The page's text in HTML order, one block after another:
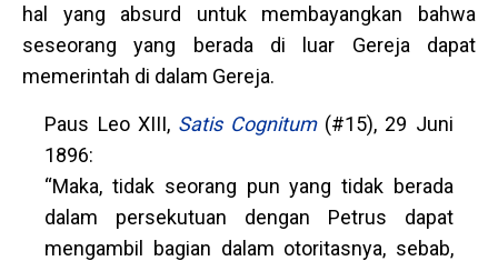
hal yang absurd untuk membayangkan bahwa
seseorang yang berada di luar Gereja dapat
memerintah di dalam Gereja.
Paus Leo XIII, Satis Cognitum(#15), 29 Juni
1896:
“Maka, tidak seorang pun yang tidak berada
dalam persekutuan dengan Petrus dapat
mengambil bagian dalam otoritasnya, sebab,